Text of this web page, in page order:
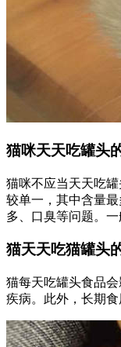
猫咪天天吃罐头
猫咪不应当天天吃
较单一，其中含量
多、口臭等问题。
猫天天吃猫罐头
猫每天吃罐头食品
疾病。此外，长期